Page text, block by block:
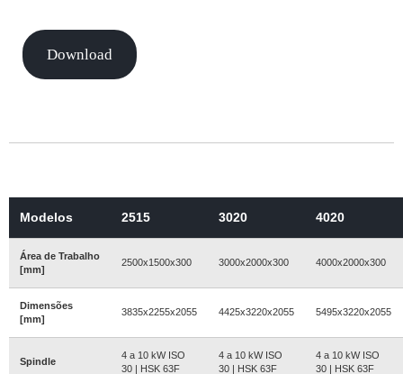
Download
Modelos 2515 3020 4020
Área de Trabalho
[mm]
2500x1500x300 3000x2000x300 4000x2000x300
Dimensões
[mm]
3835x2255x2055 4425x3220x2055 5495x3220x2055
Spindle
4 a 10 kW ISO
30 | HSK 63F
4 a 10 kW ISO
30 | HSK 63F
4 a 10 kW ISO
30 | HSK 63F